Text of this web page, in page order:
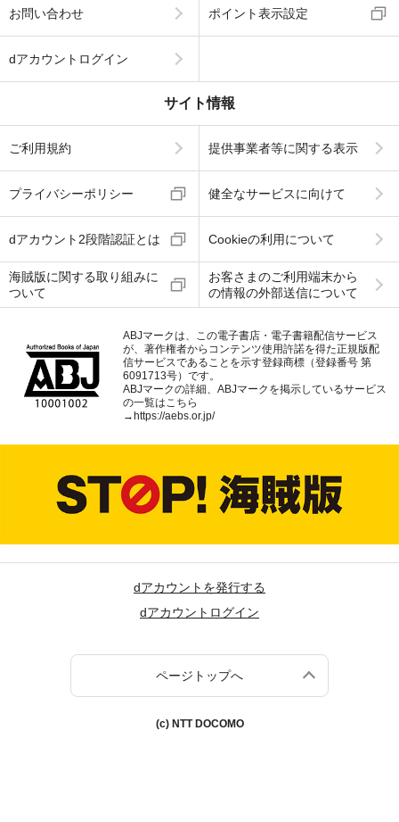
お問い合わせ ポイント表示設定
dアカウントログイン
サイト情報
ご利用規約 提供事業者等に関する表示
プライバシーポリシー 健全なサービスに向けて
dアカウント2段階認証とは Cookieの利用について
海賊版に関する取り組みに
ついて
お客さまのご利用端末から
の情報の外部送信について
ABJマークは、この電子書店・電子書籍配信サービス
が、著作権者からコンテンツ使用許諾を得た正規版配
信サービスであることを示す登録商標（登録番号 第
6091713号）です。
ABJマークの詳細、ABJマークを掲示しているサービス
の一覧はこちら
→https://aebs.or.jp/
dアカウントを発行する
dアカウントログイン
ページトップへ
(c) NTT DOCOMO